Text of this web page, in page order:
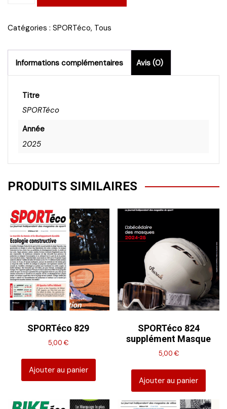
846
Trail
Catégories : SPORTéco, Tous
Informations complémentaires Avis (0)
Titre
SPORTéco
Année
2025
PRODUITS SIMILAIRES
SPORTéco 829
5,00€
Ajouter au panier
SPORTéco 824
supplément Masque
5,00€
Ajouter au panier